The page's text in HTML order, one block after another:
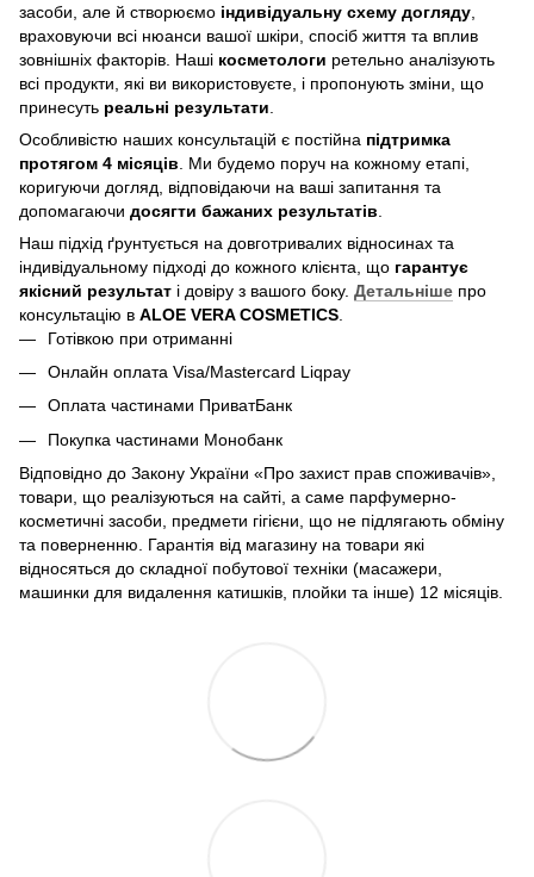
засоби, але й створюємо індивідуальну схему догляду
враховуючи всі нюанси вашої шкіри, спосіб життя та вплив
зовнішніх факторів. Наші косметологи ретельно аналізують
всі продукти, які ви використовуєте, і пропонують зміни, що
принесуть реальні результати
Особливістю наших консультацій є постійна підтримка
протягом 4 місяців . Ми будемо поруч на кожному етапі,
коригуючи догляд, відповідаючи на ваші запитання та
допомагаючи досягти бажаних результатів
Наш підхід ґрунтується на довготривалих відносинах та
індивідуальному підході до кожного клієнта, що гарантує
якісний результат і довіру з вашого боку. Детальніше про
консультацію в ALOE VERA COSMETICS
Готівкою при отриманні
Онлайн оплата Visa/Mastercard Liqpay
Оплата частинами ПриватБанк
Покупка частинами Монобанк
Відповідно до Закону України «Про захист прав споживачів»,
товари, що реалізуються на сайті, а саме парфумерно-
косметичні засоби, предмети гігієни, що не підлягають обміну
та поверненню. Гарантія від магазину на товари які
відносяться до складної побутової техніки (масажери,
машинки для видалення катишків, плойки та інше) 12 місяців.